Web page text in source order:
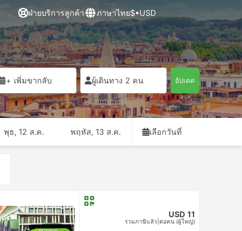
ฝ่ายบริการลูกค้า ภาษาไทย$•USD
+ เพิ่มขากลับ ผู้เดินทาง 2 คน อัปเดต
พุธ, 12 ส.ค. พฤหัส, 13 ส.ค. เลือกวันที่
USD 11
รวมภาษีแล้ว ต่อคน (ผู้ใหญ่)